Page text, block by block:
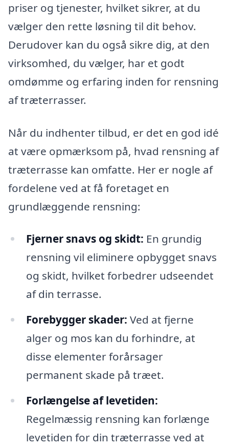
priser og tjenester, hvilket sikrer, at du
vælger den rette løsning til dit behov.
Derudover kan du også sikre dig, at den
virksomhed, du vælger, har et godt
omdømme og erfaring inden for rensning
af træterrasser.
Når du indhenter tilbud, er det en god idé
at være opmærksom på, hvad rensning af
træterrasse kan omfatte. Her er nogle af
fordelene ved at få foretaget en
grundlæggende rensning:
Fjerner snavs og skidt: En grundig
rensning vil eliminere opbygget snavs
og skidt, hvilket forbedrer udseendet
af din terrasse.
Forebygger skader: Ved at fjerne
alger og mos kan du forhindre, at
disse elementer forårsager
permanent skade på træet.
Forlængelse af levetiden:
Regelmæssig rensning kan forlænge
levetiden for din træterrasse ved at